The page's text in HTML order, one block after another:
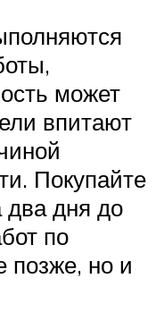
может
впитают
Покупайте
два дня до
по
позже, но и